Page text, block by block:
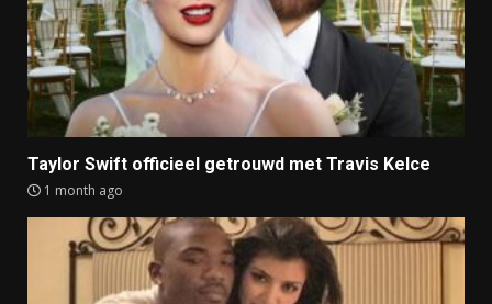
Taylor Swift officieel getrouwd met Travis Kelce
1 month ago